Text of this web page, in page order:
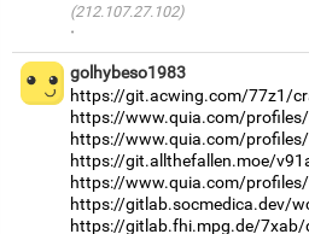
(212.107.27.102)
·
golhybeso1983
https://git.acwing.com/77z1/
https://www.quia.com/
https://www.quia.com/
https://git.allthefallen.moe/
https://www.quia.com/
https://gitlab.socmedica.dev/
https://gitlab.fhi.mpg.de/